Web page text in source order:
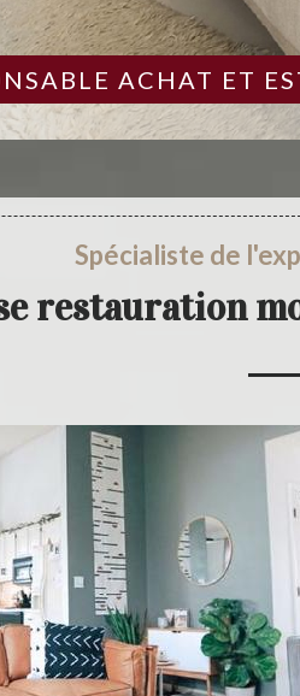
ACHAT ET
Spécialiste de
restauration